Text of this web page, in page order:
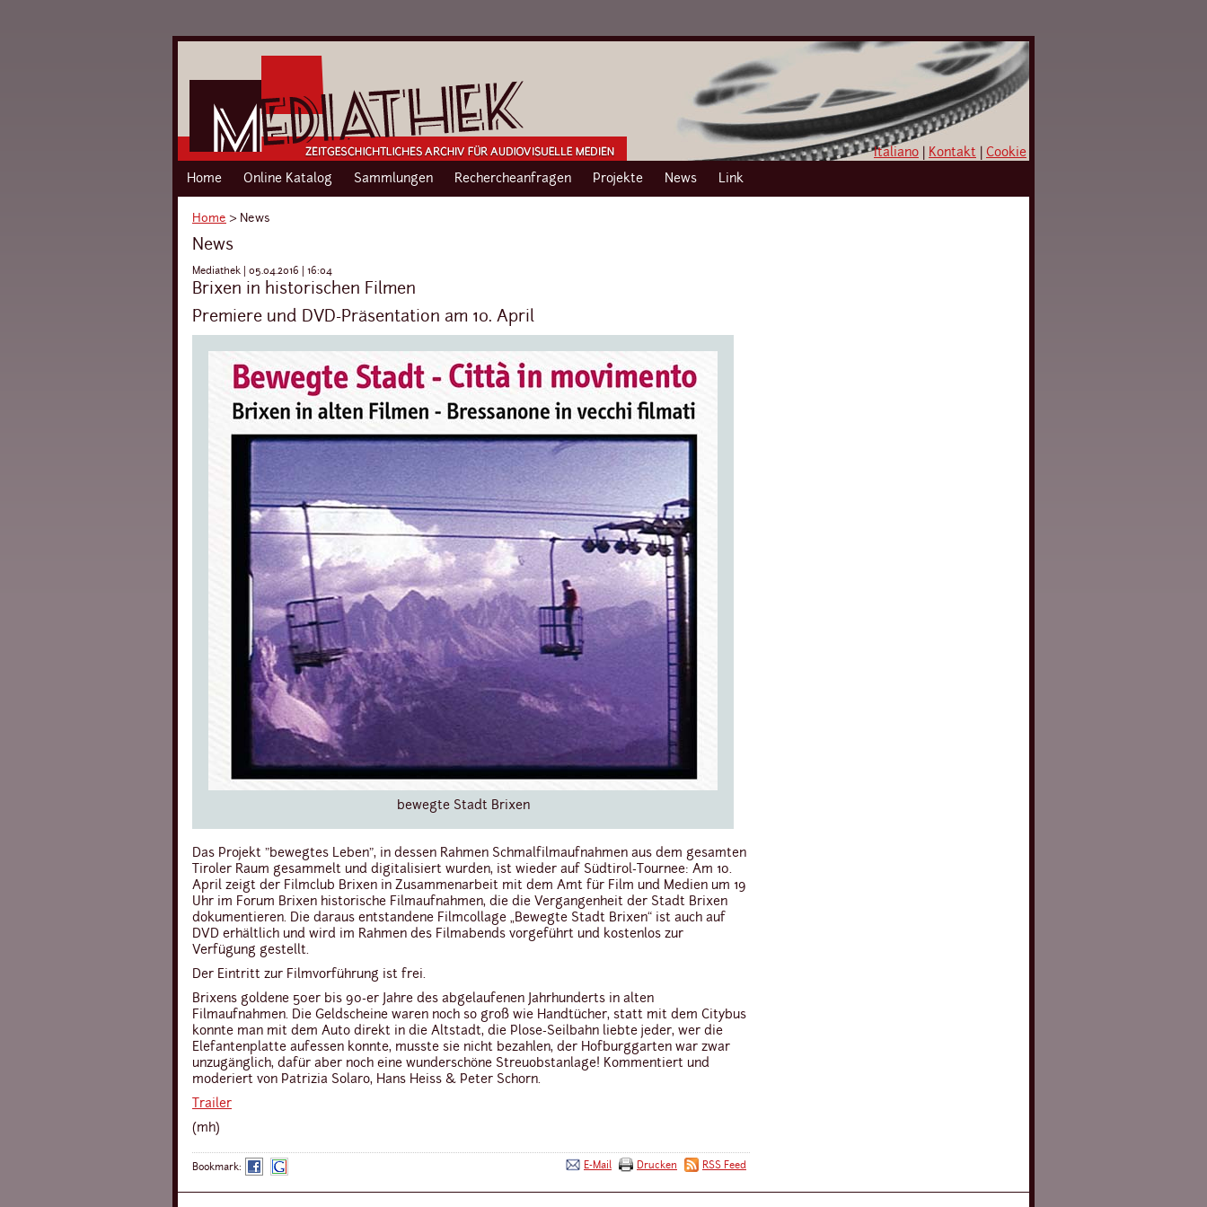
Italiano Kontakt
Cookie
Home
Online Katalog Sammlungen Rechercheanfragen Projekte News Link
Home › News
News
Mediathek | 05.04.2016 | 16:04
Brixen in historischen Filmen
Premiere und DVD-Präsentation am 10. April
bewegte Stadt Brixen
Das Projekt "bewegtes Leben", in dessen Rahmen Schmalfilmaufnahmen aus dem gesamten
Tiroler Raum gesammelt und digitalisiert wurden, ist wieder auf Südtirol-Tournee: Am 10.
April zeigt der Filmclub Brixen in Zusammenarbeit mit dem Amt für Film und Medien um 19
Uhr im Forum Brixen historische Filmaufnahmen, die die Vergangenheit der Stadt Brixen
dokumentieren. Die daraus entstandene Filmcollage „Bewegte Stadt Brixen“ ist auch auf
DVD erhältlich und wird im Rahmen des Filmabends vorgeführt und kostenlos zur
Verfügung gestellt.
Der Eintritt zur Filmvorführung ist frei.
Brixens goldene 50er bis 90-er Jahre des abgelaufenen Jahrhunderts in alten
Filmaufnahmen. Die Geldscheine waren noch so groß wie Handtücher, statt mit dem Citybus
konnte man mit dem Auto direkt in die Altstadt, die Plose-Seilbahn liebte jeder, wer die
Elefantenplatte aufessen konnte, musste sie nicht bezahlen, der Hofburggarten war zwar
unzugänglich, dafür aber noch eine wunderschöne Streuobstanlage! Kommentiert und
moderiert von Patrizia Solaro, Hans Heiss & Peter Schorn.
Trailer
(mh)
Bookmark:
BookmarkBookmark
RSS Feed
Drucken
E-Mail